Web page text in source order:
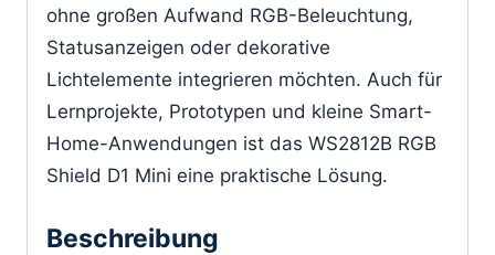
ohne großen Aufwand RGB-Beleuchtung,
Statusanzeigen oder dekorative
Lichtelemente integrieren möchten. Auch für
Lernprojekte, Prototypen und kleine Smart-
Home-Anwendungen ist das WS2812B RGB
Shield D1 Mini eine praktische Lösung.
Beschreibung